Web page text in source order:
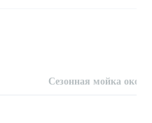
Сезонная мойка окон